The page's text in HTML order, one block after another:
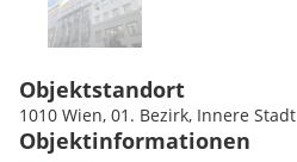
Objektstandort
1010 Wien, 01. Bezirk, Innere Stadt
Objektinformationen